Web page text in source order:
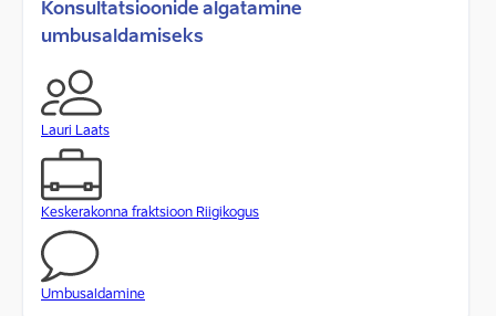
Konsultatsioonide algatamine
umbusaldamiseks
Lauri Laats
Keskerakonna fraktsioon Riigikogus
Umbusaldamine